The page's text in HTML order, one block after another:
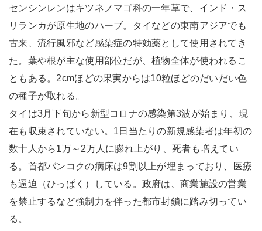
センシンレンはキツネノマゴ科の一年草で、インド・ス
リランカが原生地のハーブ。タイなどの東南アジアでも
古来、流行風邪など感染症の特効薬として使用されてき
た。葉や根が主な使用部位だが、植物全体が使われるこ
ともある。2cmほどの果実からは10粒ほどのだいだい色
の種子が取れる。
タイは3月下旬から新型コロナの感染第3波が始まり、現
在も収束されていない。1日当たりの新規感染者は年初の
数十人から1万～2万人に膨れ上がり、死者も増えてい
る。首都バンコクの病床は9割以上が埋まっており、医療
も逼迫（ひっぱく）している。政府は、商業施設の営業
を禁止するなど強制力を伴った都市封鎖に踏み切ってい
る。